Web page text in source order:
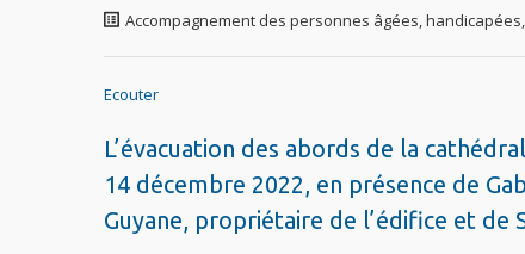
Accompagnement des personnes âgées,
Ecouter
L’évacuation des abords de la
14 décembre 2022, en présence de
Guyane, propriétaire de l’édifice et de